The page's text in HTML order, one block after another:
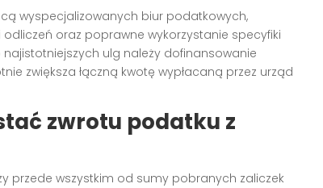
wyspecjalizowanych biur podatkowych,
oraz poprawne wykorzystanie specyfiki
najistotniejszych ulg należy dofinansowanie
zwiększa łączną kwotę wypłacaną przez urząd
zwrotu podatku z
przede wszystkim od sumy pobranych zaliczek